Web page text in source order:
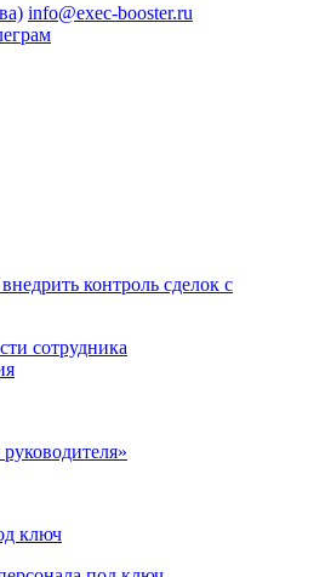
info@exec-booster.ru
контроль сделок с
сотрудника
ключ